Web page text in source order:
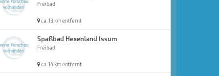
Freibad
ca. 13 km entfernt
Spaßbad Hexenland Issum
Freibad
ca. 14 km entfernt